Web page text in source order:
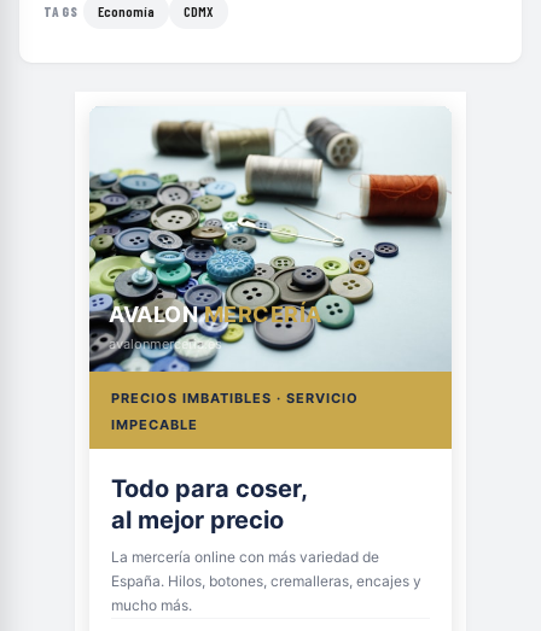
TAGS Economía CDMX
AVALONMERCERÍA
avalonmerceria.es
PRECIOS IMBATIBLES · SERVICIO
IMPECABLE
Todo para coser,
al mejor precio
La mercería online con más variedad de
España. Hilos, botones, cremalleras, encajes y
mucho más.